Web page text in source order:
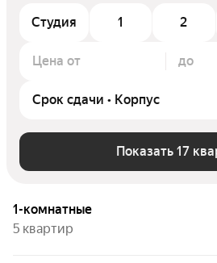
Студия 1 2
Цена от до
Показать 17
1-комнатные
5 квартир